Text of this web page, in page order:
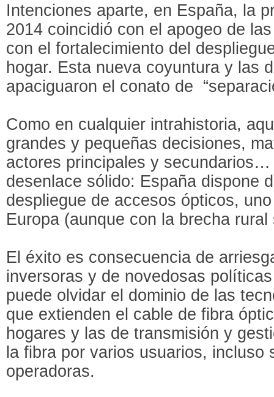
Intenciones aparte, en España, la
2014 coincidió con el apogeo de
con el fortalecimiento del
hogar. Esta nueva coyuntura y las
apaciguaron el conato de
Como en cualquier intrahistoria,
grandes y pequeñas decisiones,
actores principales y
desenlace sólido: España dispone
despliegue de accesos ópticos,
Europa (aunque con la brecha
El éxito es consecuencia de
inversoras y de novedosas
puede olvidar el dominio de las
que extienden el cable de fibra
hogares y las de transmisión y
la fibra por varios usuarios, incluso
operadoras.